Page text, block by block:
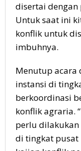
disertai
Untuk saat ini
konflik untuk
imbuhnya.
Menutup acara
instansi di
berkoordinasi
konflik agraria.
perlu dilakukan
di tingkat pusat